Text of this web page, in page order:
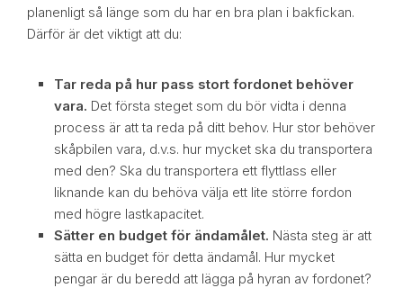
planenligt så länge som du har en bra plan i bakfickan.
Därför är det viktigt att du:
Tar reda på hur pass stort fordonet behöver
vara. Det första steget som du bör vidta i denna
process är att ta reda på ditt behov. Hur stor behöver
skåpbilen vara, d.v.s. hur mycket ska du transportera
med den? Ska du transportera ett flyttlass eller
liknande kan du behöva välja ett lite större fordon
med högre lastkapacitet.
Sätter en budget för ändamålet. Nästa steg är att
sätta en budget för detta ändamål. Hur mycket
pengar är du beredd att lägga på hyran av fordonet?